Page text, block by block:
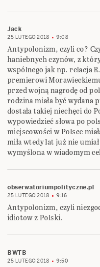
Jack
25 LUTEGO 2018 9:08
Antypolonizm, czyli co?
haniebnych czynów, z
wspólnego jak np. relacja
premierowi
przed wojną nagrodę od
rodzina miała być wydana
dostała takiej niechęci do
wypowiedzieć słowa po
miejscowości w Polsce
miła wtedy lat już nie
wymyślona w wiadomym
obserwatoriumpolityczne.pl
25 LUTEGO 2018 9:16
Antypolonizm, czyli
idiotow z Polski.
BWTB
25 LUTEGO 2018 9:50